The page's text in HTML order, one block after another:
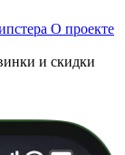
О проекте
и скидки